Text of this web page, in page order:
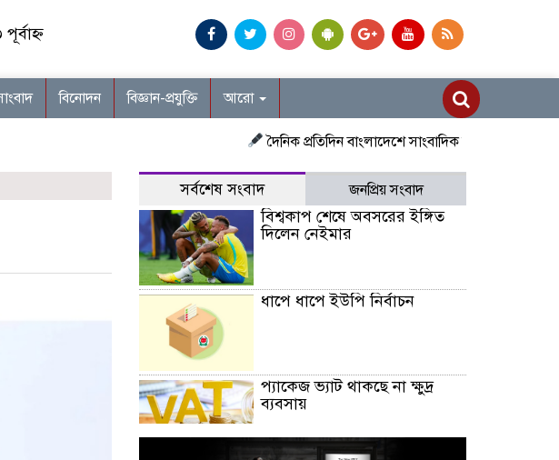
বিনোদন বিজ্ঞান-প্রযুক্তি আরো
দৈনিক প্রতিদিন বাংলাদেশে সাংবাদিক নিয়োগ চলছে দেশজুড়ে
সর্বশেষ সংবাদ জনপ্রিয় সংবাদ
বিশ্বকাপ শেষে অবসরের ইঙ্গিত
দিলেন নেইমার
ধাপে ধাপে ইউপি নির্বাচন
প্যাকেজ ভ্যাট থাকছে না ক্ষুদ্র
ব্যবসায়